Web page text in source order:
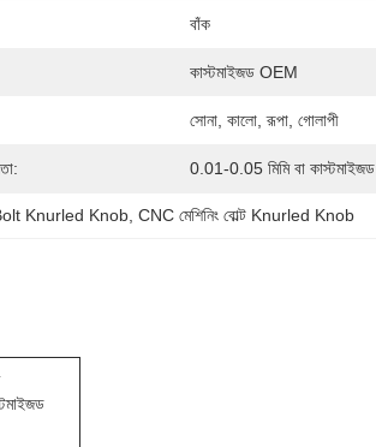
বাঁক
কাস্টমাইজড OEM
সোনা, কালো, রূপা, গোলাপী
0.01-0.05 মিমি বা কাস্টমাইজড
Knurled Knob , CNC মেশিনিং বোল্ট Knurled Knob